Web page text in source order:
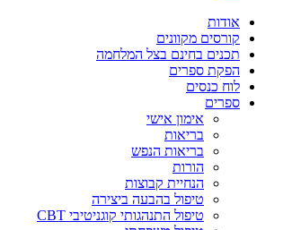
אודות
קורסים מקוונים
תכנים בחינם בצל המלחמה
הפקת ספרים
לוח כנסים
ספרים
אימון אישי
בריאות
בריאות הנפש
הורות
הנחיית קבוצות
טיפול בהבעה ביצירה
טיפול התנהגותי קוגניטיבי CBT